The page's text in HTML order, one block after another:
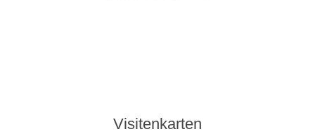
Visitenkarten